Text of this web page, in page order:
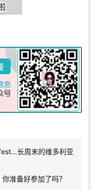
长周末的维多利亚
准备好参加了吗？